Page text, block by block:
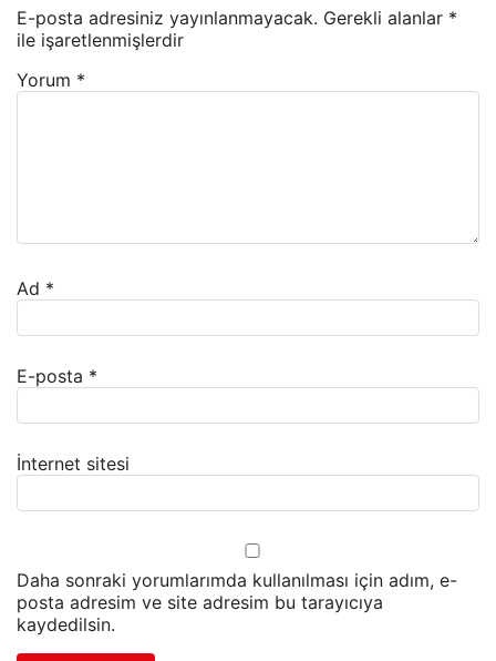
E-posta adresiniz yayınlanmayacak. Gerekli alanlar *
ile işaretlenmişlerdir
Yorum *
Ad *
E-posta *
İnternet sitesi
Daha sonraki yorumlarımda kullanılması için adım, e-
posta adresim ve site adresim bu tarayıcıya
kaydedilsin.